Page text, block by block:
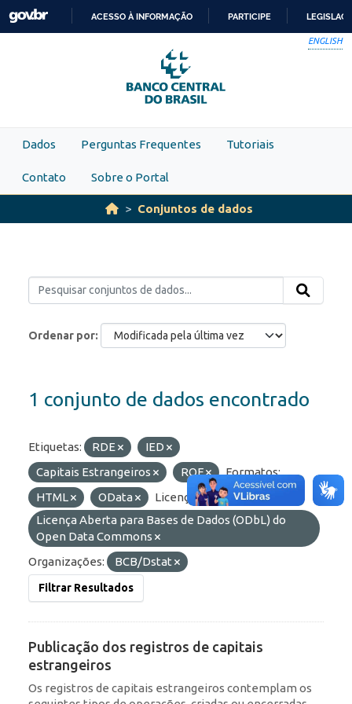
Skip to main content
PARA
O
CONTEÚDO
ACESSO À INFORMAÇÃO PARTICIPE
ENGLISH
Dados Perguntas Frequentes Tutoriais
Contato Sobre o Portal
Conjuntos de dados
Ordenar por
1 conjunto de dados encontrado
Etiquetas: RDE
IED
Capitais Estrangeiros
ROF
Formatos:
HTML
OData
Licenças:
Licença Aberta para Bases de Dados (ODbL) do
Open Data Commons
Organizações:
BCB/Dstat
Filtrar Resultados
Publicação dos registros de capitais
estrangeiros
Os registros de capitais estrangeiros contemplam os